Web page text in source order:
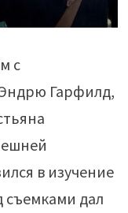
с
Гарфилд,
в изучение
съемками дал